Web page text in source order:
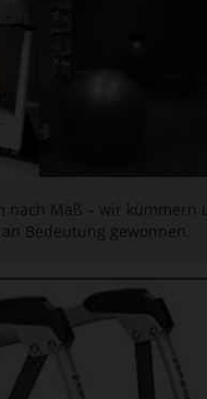
Maß – wir
Bedeutung gewonnen.